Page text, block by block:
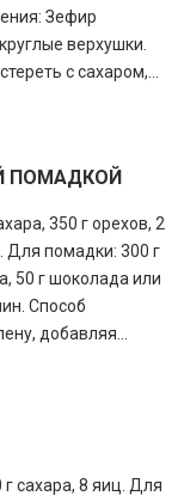
Зефир
верхушки.
с сахаром,...
ПОМАДКОЙ
350 г орехов, 2
Для помадки: 300 г
50 г шоколада или
Способ
добавляя...
сахара, 8 яиц. Для